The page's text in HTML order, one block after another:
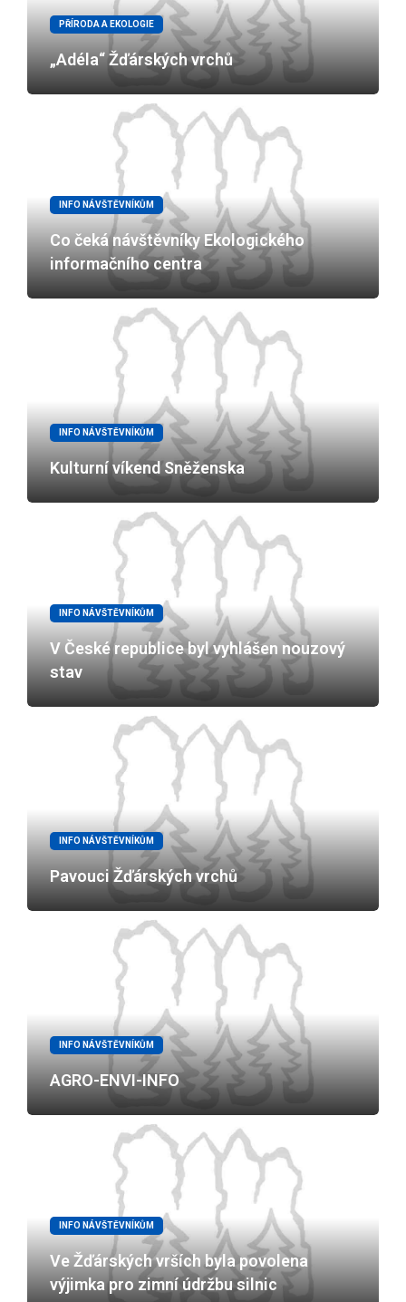
PŘÍRODA A EKOLOGIE
„Adéla“ Žďárských vrchů
INFO NÁVŠTĚVNÍKŮM
Co čeká návštěvníky Ekologického
informačního centra
INFO NÁVŠTĚVNÍKŮM
Kulturní víkend Sněženska
INFO NÁVŠTĚVNÍKŮM
V České republice byl vyhlášen nouzový
stav
INFO NÁVŠTĚVNÍKŮM
Pavouci Žďárských vrchů
INFO NÁVŠTĚVNÍKŮM
AGRO-ENVI-INFO
INFO NÁVŠTĚVNÍKŮM
Ve Žďárských vrších byla povolena
výjimka pro zimní údržbu silnic